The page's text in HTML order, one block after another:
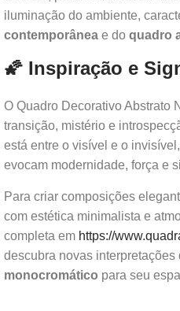
iluminação do ambiente,
contemporânea e do quadro
🌠 Inspiração e
O Quadro Decorativo Abstrato
transição, mistério e
está entre o visível e o
evocam modernidade, força e
Para criar composições
com estética minimalista e
completa em https://
descubra novas interpretações
monocromático para seu